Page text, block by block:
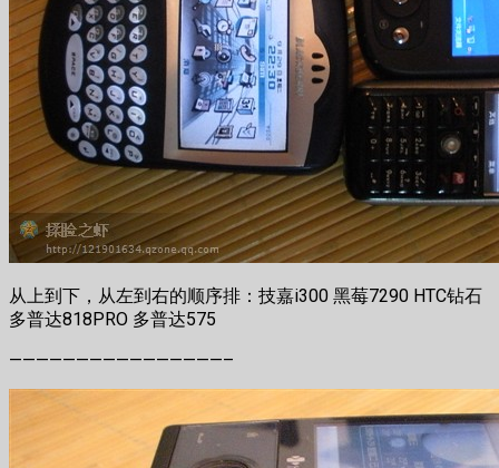
从上到下，从左到右的顺序排：技嘉i300 黑莓7290 HTC钻石
多普达818PRO 多普达575
————————————————–